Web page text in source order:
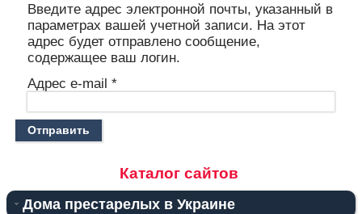
Введите адрес электронной почты, указанный в
параметрах вашей учетной записи. На этот
адрес будет отправлено сообщение,
содержащее ваш логин.
Адрес e-mail *
Отправить
Каталог сайтов
Дома престарелых в Украине